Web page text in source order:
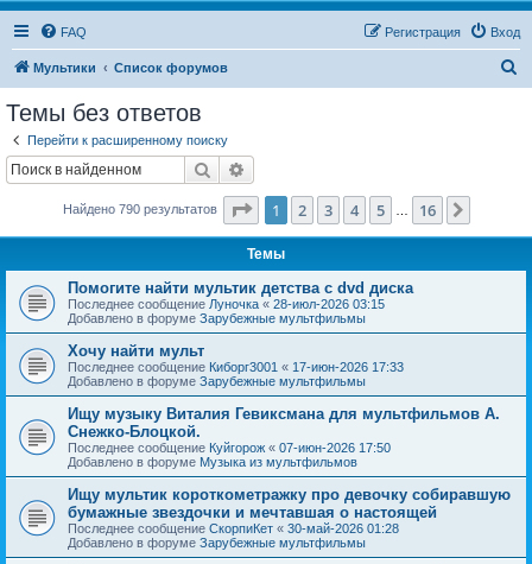
FAQ Вход
Регистрация
Мультики Список форумов
Темы без ответов
Перейти к расширенному поиску
Поиск
Найдено 790 результатов Страница из 16
1 2 3 4 5 16
Темы
Помогите найти мультик детства с dvd диска
Последнее сообщение Луночка « 28-июл-2026 03:15
Добавлено в форуме Зарубежные мультфильмы
Хочу найти мульт
Последнее сообщение Киборг3001 « 17-июн-2026 17:33
Добавлено в форуме Зарубежные мультфильмы
Ищу музыку Виталия Гевиксмана для мультфильмов А.
Снежко-Блоцкой.
Последнее сообщение Куйгорож « 07-июн-2026 17:50
Добавлено в форуме Музыка из мультфильмов
Ищу мультик короткометражку про девочку собиравшую
бумажные звездочки и мечтавшая о настоящей
Последнее сообщение СкорпиКет « 30-май-2026 01:28
Добавлено в форуме Зарубежные мультфильмы